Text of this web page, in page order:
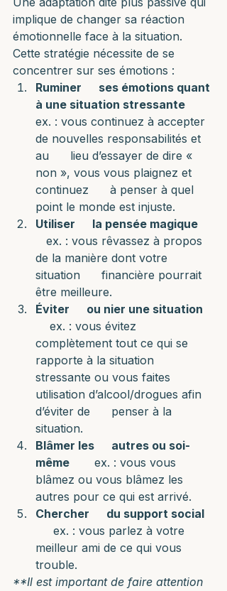
implique de changer sa réaction
émotionnelle face à la situation.
Cette stratégie nécessite de se
concentrer sur ses émotions :
Ruminer      ses émotions quant
à une situation stressante
ex. : vous continuez à accepter
de nouvelles responsabilités et
au      lieu d’essayer de dire «
non », vous vous plaignez et
continuez      à penser à quel
point le monde est injuste.
Utiliser      la pensée magique
   ex. : vous rêvassez à propos
de la manière dont votre
situation      financière pourrait
être meilleure.
Éviter      ou nier une situation
    ex. : vous évitez
complètement tout ce qui se
rapporte à la situation
stressante ou vous faites
utilisation d’alcool/drogues afin
d’éviter de      penser à la
situation.
Blâmer les      autres ou soi-
même
       ex. : vous vous
blâmez ou vous blâmez les
autres pour ce qui est arrivé.
Chercher      du support social
     ex. : vous parlez à votre
meilleur ami de ce qui vous
trouble.
**Il est important de faire attention